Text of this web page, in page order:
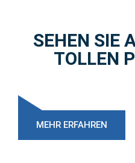
SEHEN SIE
TOLLEN
MEHR ERFAHREN